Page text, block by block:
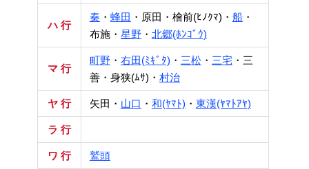
ハ 行
秦 ・ 蜂田 ・原田・檜前(ﾋﾉｸﾏ)・ 船・
布施・ 星野・ 北郷(ﾎﾝｺﾞｳ)
マ 行
町野・ 右田(ﾐｷﾞﾀ) ・ 三松・ 三宅・三
善・身狭(ﾑｻ)・ 村治
ヤ 行 矢田・ 山口 ・ 和(ﾔﾏﾄ) ・ 東漢(ﾔﾏﾄｱﾔ)
ラ 行
ワ 行 鷲頭